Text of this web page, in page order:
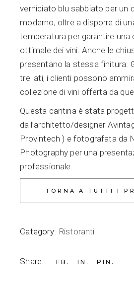
verniciato blu sabbiato per un
moderno, oltre a disporre di
temperatura per garantire una
ottimale dei vini. Anche le
presentano la stessa finitura.
tre lati, i clienti possono
collezione di vini offerta da
Questa cantina è stata
dall’architetto/designer
Provintech ) e fotografata da
Photography per una
professionale.
Category: Ristoranti
Share: FB IN PIN